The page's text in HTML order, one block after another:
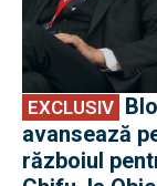
EXCLUSIV
avansează
războiul